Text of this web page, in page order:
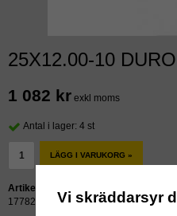
25X12.00-10
1 082 kr exkl moms
Antal i lager: 4 st
LÄGG I VARUKORG »
Artikelnummer:
17782
Vi skräddarsyr